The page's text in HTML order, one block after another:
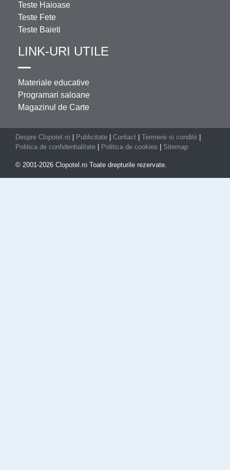
Teste Haioase
Teste Fete
Teste Baieti
LINK-URI UTILE
Materiale educative
Programari saloane
Magazinul de Carte
Despre Clopotel.ro Publicitate Contact Termenii si conditii
Politica de confidentialitate
Politica de cookies Sitemap
© 2001-2026 Clopotel.ro Toate drepturile rezervate.